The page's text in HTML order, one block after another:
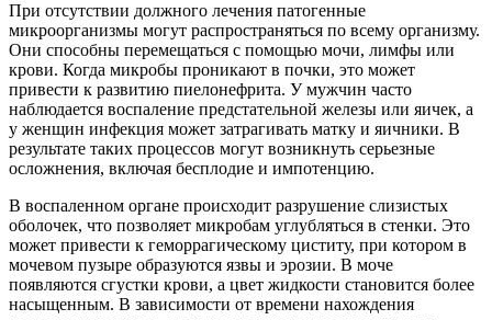
При отсутствии должного лечения патогенные
микроорганизмы могут распространяться по всему организму.
Они способны перемещаться с помощью мочи, лимфы или
крови. Когда микробы проникают в почки, это может
привести к развитию пиелонефрита. У мужчин часто
наблюдается воспаление предстательной железы или яичек, а
у женщин инфекция может затрагивать матку и яичники. В
результате таких процессов могут возникнуть серьезные
осложнения, включая бесплодие и импотенцию.
В воспаленном органе происходит разрушение слизистых
оболочек, что позволяет микробам углубляться в стенки. Это
может привести к геморрагическому циститу, при котором в
мочевом пузыре образуются язвы и эрозии. В моче
появляются сгустки крови, а цвет жидкости становится более
насыщенным. В зависимости от времени нахождения